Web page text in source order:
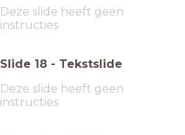
Deze slide heeft geen
instructies
Slide 18 - Tekstslide
Deze slide heeft geen
instructies